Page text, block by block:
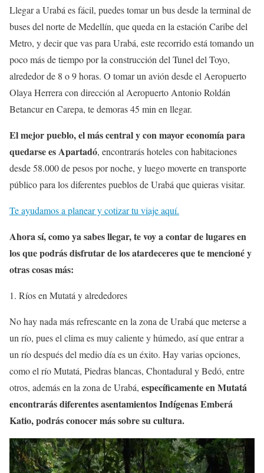
Llegar a Urabá es fácil, puedes tomar un bus desde la terminal de
buses del norte de Medellín, que queda en la estación Caribe del
Metro, y decir que vas para Urabá, este recorrido está tomando un
poco más de tiempo por la construcción del Tunel del Toyo,
alrededor de 8 o 9 horas. O tomar un avión desde el Aeropuerto
Olaya Herrera con dirección al Aeropuerto Antonio Roldán
Betancur en Carepa, te demoras 45 min en llegar.
El mejor pueblo, el más central y con mayor economía para
quedarse es Apartadó, encontrarás hoteles con habitaciones
desde 58.000 de pesos por noche, y luego moverte en transporte
público para los diferentes pueblos de Urabá que quieras visitar.
Te ayudamos a planear y cotizar tu viaje aquí.
Ahora sí, como ya sabes llegar, te voy a contar de lugares en
los que podrás disfrutar de los atardeceres que te mencioné y
otras cosas más:
Ríos en Mutatá y alrededores
No hay nada más refrescante en la zona de Urabá que meterse a
un río, pues el clima es muy caliente y húmedo, así que entrar a
un río después del medio día es un éxito. Hay varias opciones,
como el río Mutatá, Piedras blancas, Chontadural y Bedó, entre
otros, además en la zona de Urabá, específicamente en Mutatá
encontrarás diferentes asentamientos Indígenas Emberá
Katio, podrás conocer más sobre su cultura.